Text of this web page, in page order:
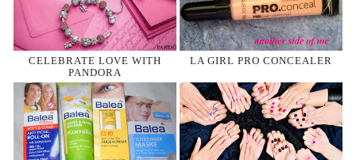
CELEBRATE LOVE WITH
PANDORA
LA GIRL PRO CONCEALER